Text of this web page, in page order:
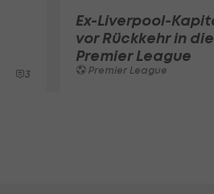
3
Ex-Liverpool-
vor Rückkehr in die
Premier League
Premier League